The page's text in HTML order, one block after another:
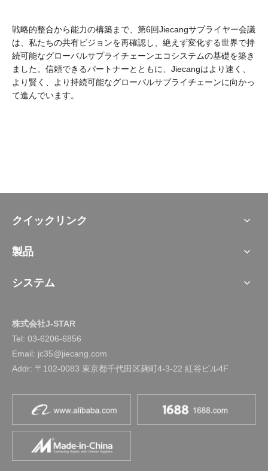
戦略的整合から能力の構築まで、第6回Jiecangサプライヤー会議
は、私たちの共有ビジョンを再確認し、絶えず変化する世界で持
続可能なグローバルサプライチェーンエコシステムの基礎を築き
ました。信頼できるパートナーとともに、Jiecangはより速く、
より賢く、より持続可能なグローバルサプライチェーンに向かっ
て進んでいます。
クイックリンク
製品
システム
株式会社J-STAR
Tel: 03-6206-6856
Email: jc35@jiecang.com
Addr: 〒102-0083 東京都千代田区麹町4-3-22 紅谷ビル4F